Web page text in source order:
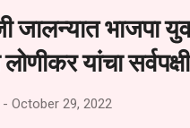
भाजपा युवा
यांचा
- October 29, 2022